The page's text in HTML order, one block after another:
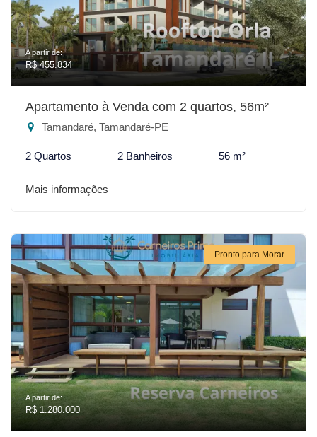
A partir de:
R$ 455.834
Apartamento à Venda com 2 quartos, 56m²
Tamandaré, Tamandaré-PE
2 Quartos 2 Banheiros 56 m²
Mais informações
Pronto para Morar
A partir de:
R$ 1.280.000